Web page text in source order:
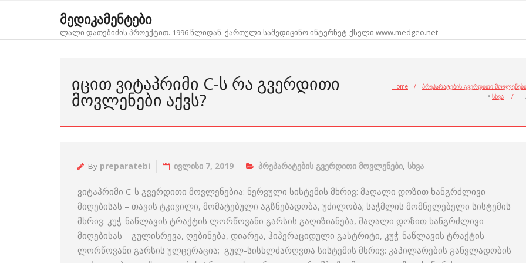
მედიკამენტები
ლალი დათეშიძის პროექტით. 1996 წლიდან. ქართული სამედიცინო ინტერნეტ-ქსელი www.medgeo.net
ᲘᲪᲘᲗ ᲕᲘᲢᲐᲞᲠᲘᲛᲘ C-Ს ᲠᲐ ᲒᲕᲔᲠᲓᲘᲗᲘ
ᲛᲝᲕᲚᲔᲜᲔᲑᲘ ᲐᲥᲕᲡ?
Home /
პრეპარატების გვერდითი მოვლენები
• სხვა / …
By preparatebi ივლისი 7, 2019 პრეპარატების გვერდითი მოვლენები, სხვა
ვიტაპრიმი C-ს გვერდითი მოვლენებია: ნერვული სისტემის მხრივ: მაღალი დოზით ხანგრძლივი
მიღებისას – თავის ტკივილი, მომატებული აგზნებადობა, უძილობა; საჭმლის მომნელებელი სისტემის
მხრივ: კუჭ-ნაწლავის ტრაქტის ლორწოვანი გარსის გაღიზიანება, მაღალი დოზით ხანგრძლივი
მიღებისას – გულისრევა, ღებინება, დიარეა, ჰიპერაციდული გასტრიტი, კუჭ-ნაწლავის ტრაქტის
ლორწოვანი გარსის ულცერაცია; გულ-სისხლძარღვთა სისტემის მხრივ: კაპილარების განვლადობის